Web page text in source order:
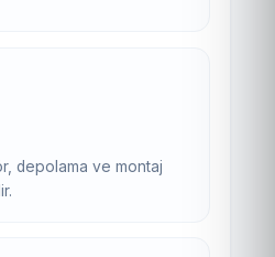
depolama ve montaj